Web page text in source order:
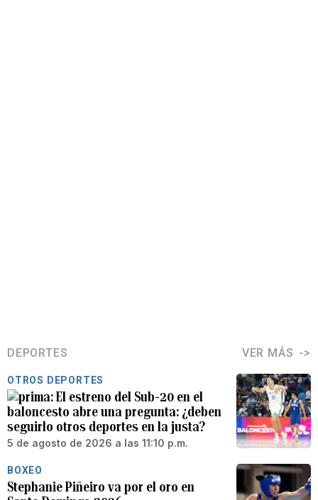
DEPORTES VER MÁS
OTROS DEPORTES
El estreno del Sub-20 en el
baloncesto abre una pregunta: ¿deben
seguirlo otros deportes en la justa?
5 de agosto de 2026 a las 11:10 p.m.
BOXEO
Stephanie Piñeiro va por el oro en